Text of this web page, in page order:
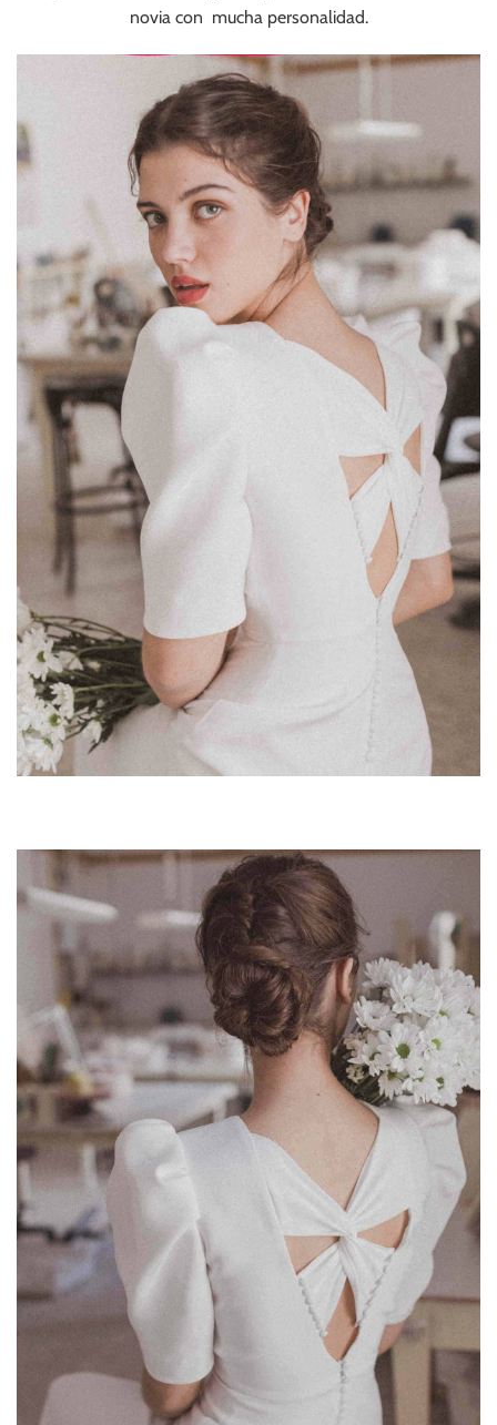
novia con mucha personalidad.